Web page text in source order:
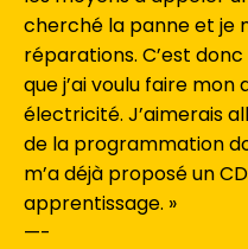
cherché la panne et je
réparations. C’est
que j’ai voulu faire
électricité. J’aimerais
de la programmation
m’a déjà proposé un
apprentissage. »
—-